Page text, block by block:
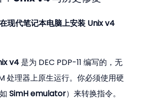
现代笔记本电脑上安装 Unix v4
v4 是为 DEC PDP-11 编写的，无
处理器上原生运行。你必须使用硬
SimH emulator）来转换指令。